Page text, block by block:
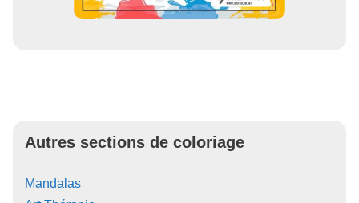
Autres sections de coloriage
Mandalas